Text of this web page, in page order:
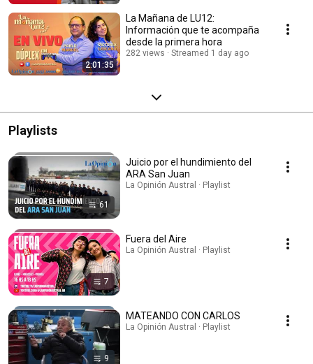
2:01:35
La Mañana de LU12:
Información que te acompaña
desde la primera hora
282 views Streamed 1 day ago
Playlists
61
Juicio por el hundimiento del
ARA San Juan
La Opinión Austral · Playlist
7
Fuera del Aire
La Opinión Austral · Playlist
9
MATEANDO CON CARLOS
La Opinión Austral · Playlist